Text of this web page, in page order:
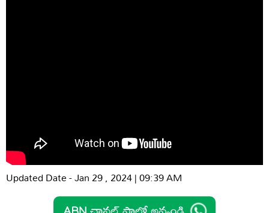
Updated Date - Jan 29 , 2024 | 09:39 AM